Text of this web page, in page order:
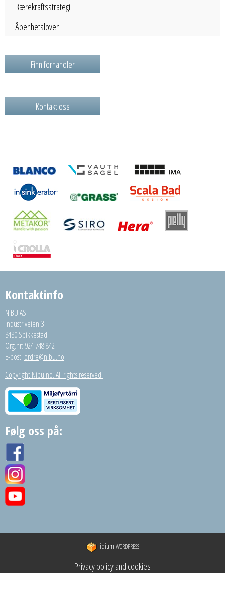
Bærekraftsstrategi
Åpenhetsloven
Finn forhandler
Kontakt oss
Kontaktinfo
NIBU AS
Industriveien 3
3430 Spikkestad
Org.nr: 924 748 842
E-post: ordre@nibu.no
Copyright Nibu.no. All rights reserved.
Følg oss på:
idium WORDPRESS
Privacy policy and cookies